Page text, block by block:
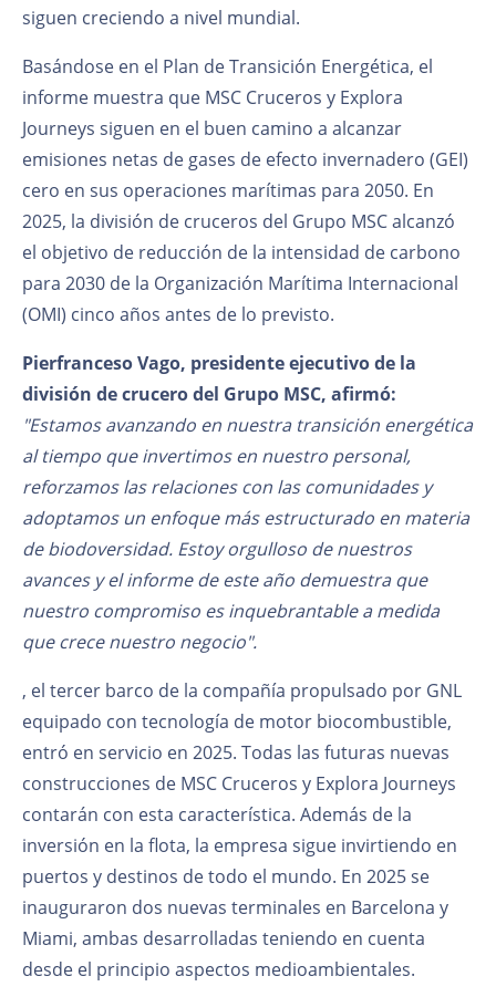
siguen creciendo a nivel mundial.
Basándose en el Plan de Transición Energética, el
informe muestra que MSC Cruceros y Explora
Journeys siguen en el buen camino a alcanzar
emisiones netas de gases de efecto invernadero (GEI)
cero en sus operaciones marítimas para 2050. En
2025, la división de cruceros del Grupo MSC alcanzó
el objetivo de reducción de la intensidad de carbono
para 2030 de la Organización Marítima Internacional
(OMI) cinco años antes de lo previsto.
Pierfranceso Vago, presidente ejecutivo de la
división de crucero del Grupo MSC, afirmó:
"Estamos avanzando en nuestra transición energética
al tiempo que invertimos en nuestro personal,
reforzamos las relaciones con las comunidades y
adoptamos un enfoque más estructurado en materia
de biodoversidad. Estoy orgulloso de nuestros
avances y el informe de este año demuestra que
nuestro compromiso es inquebrantable a medida
que crece nuestro negocio".
, el tercer barco de la compañía propulsado por GNL
equipado con tecnología de motor biocombustible,
entró en servicio en 2025. Todas las futuras nuevas
construcciones de MSC Cruceros y Explora Journeys
contarán con esta característica. Además de la
inversión en la flota, la empresa sigue invirtiendo en
puertos y destinos de todo el mundo. En 2025 se
inauguraron dos nuevas terminales en Barcelona y
Miami, ambas desarrolladas teniendo en cuenta
desde el principio aspectos medioambientales.